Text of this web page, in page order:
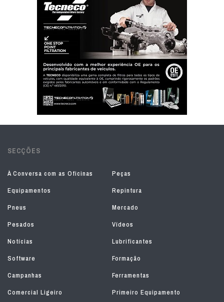
SECÇÕES
À Conversa com as Oficinas
Peças
Equipamentos
Repintura
Pneus
Mercado
Pesados
Vídeos
Notícias
Lubrificantes
Software
Formação
Campanhas
Ferramentas
Comercial Ligeiro
Primeiro Equipamento